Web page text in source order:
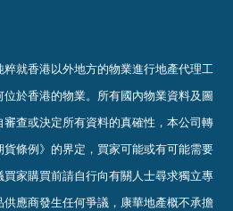
就香港以外地方的物業進行地產代理工
於香港的物業。 所有國內物業資料及圖
審查或決定所有資料的真確性 ， 本公司轉
條例》的界定，買家可能或有可能需要
家購買前請自行向有關人士尋求獨立專
應商發生任何爭議，康華地產概不承擔